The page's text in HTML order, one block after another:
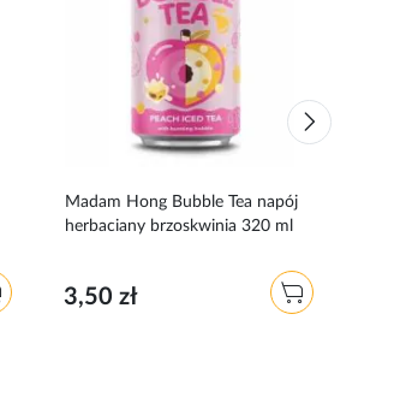
Madam Hong Bubble Tea napój
herbaciany brzoskwinia 320 ml
3,50 zł